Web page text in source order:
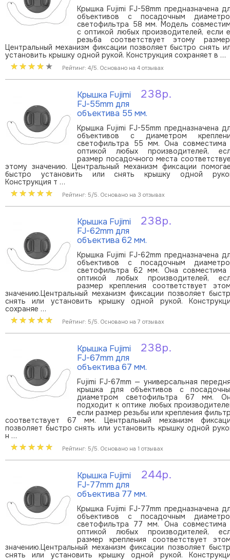
Крышка Fujimi FJ-58mm предназначена
объективов с посадочным
светофильтра 58 мм. Модель
с оптикой любых производителей, если
резьба соответствует этому
Центральный механизм фиксации позволяет быстро снять
установить крышку одной рукой. Конструкция сохраняет в …
Рейтинг: 4/5. Основано на 4 отзывах
238р.
Крышка Fujimi
FJ-55mm для
объектива 55 мм.
Крышка Fujimi FJ-55mm предназначена
объективов с диаметром
светофильтра 55 мм. Она совместима
оптикой любых производителей,
размер посадочного места
этому значению. Центральный механизм фиксации
быстро установить или снять крышку одной
Конструкция т …
Рейтинг: 5/5. Основано на 3 отзывах
238р.
Крышка Fujimi
FJ-62mm для
объектива 62 мм.
Крышка Fujimi FJ-62mm предназначена
объективов с посадочным
светофильтра 62 мм. Она совместима
оптикой любых производителей,
размер крепления соответствует
значению.Центральный механизм фиксации позволяет
снять или установить крышку одной рукой.
сохраняе …
Рейтинг: 5/5. Основано на 7 отзывах
238р.
Крышка Fujimi
FJ-67mm для
объектива 67 мм.
Fujimi FJ-67mm — универсальная
крышка для объективов с
диаметром светофильтра 67 мм.
подходит к оптике любых
если размер резьбы или крепления
соответствует 67 мм. Центральный механизм
позволяет быстро снять или установить крышку одной
н …
Рейтинг: 5/5. Основано на 1 отзывах
244р.
Крышка Fujimi
FJ-77mm для
объектива 77 мм.
Крышка Fujimi FJ-77mm предназначена
объективов с посадочным
светофильтра 77 мм. Она совместима
оптикой любых производителей,
размер крепления соответствует
значению.Центральный механизм фиксации позволяет
снять или установить крышку одной рукой.